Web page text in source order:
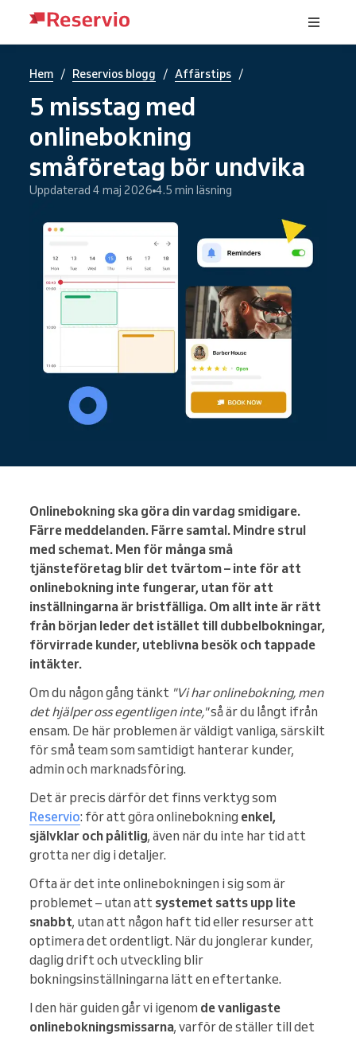
Hem / Reservios blogg / Affärstips /
5 misstag med
onlinebokning
småföretag bör undvika
Uppdaterad 4 maj 2026 4.5 min läsning
Onlinebokning ska göra din vardag smidigare.
Färre meddelanden. Färre samtal. Mindre strul
med schemat. Men för många små
tjänsteföretag blir det tvärtom – inte för att
onlinebokning inte fungerar, utan för att
inställningarna är bristfälliga. Om allt inte är rätt
från början leder det istället till dubbelbokningar,
förvirrade kunder, uteblivna besök och tappade
intäkter.
Om du någon gång tänkt "Vi har onlinebokning, men
det hjälper oss egentligen inte,"så är du långt ifrån
ensam. De här problemen är väldigt vanliga, särskilt
för små team som samtidigt hanterar kunder,
admin och marknadsföring.
Det är precis därför det finns verktyg som
Reservio: för att göra onlinebokning enkel,
självklar och pålitlig, även när du inte har tid att
grotta ner dig i detaljer.
Ofta är det inte onlinebokningen i sig som är
problemet – utan att systemet satts upp lite
snabbt, utan att någon haft tid eller resurser att
optimera det ordentligt. När du jonglerar kunder,
daglig drift och utveckling blir
bokningsinställningarna lätt en eftertanke.
I den här guiden går vi igenom de vanligaste
onlinebokningsmissarna, varför de ställer till det